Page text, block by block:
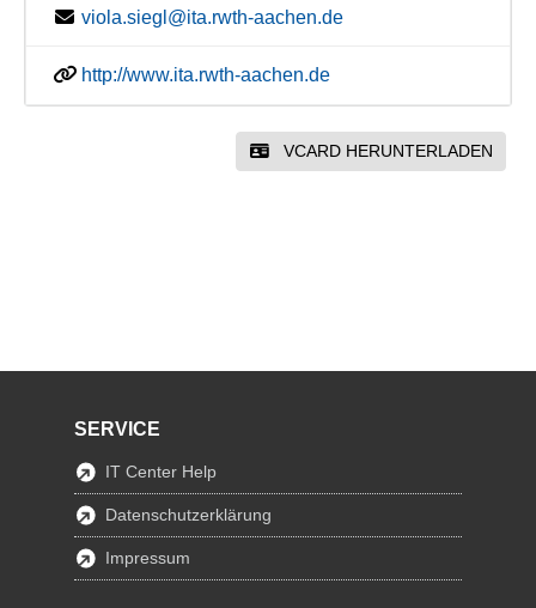
viola.siegl@ita.rwth-aachen.de
http://www.ita.rwth-aachen.de
VCARD HERUNTERLADEN
SERVICE
IT Center Help
Datenschutzerklärung
Impressum